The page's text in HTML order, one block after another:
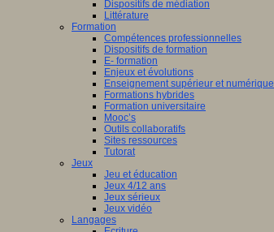
Dispositifs de médiation
Littérature
Formation
Compétences professionnelles
Dispositifs de formation
E- formation
Enjeux et évolutions
Enseignement supérieur et numérique
Formations hybrides
Formation universitaire
Mooc’s
Outils collaboratifs
Sites ressources
Tutorat
Jeux
Jeu et éducation
Jeux 4/12 ans
Jeux sérieux
Jeux vidéo
Langages